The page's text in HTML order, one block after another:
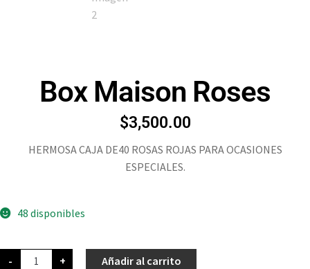
Box Maison Roses
$3,500.00
HERMOSA CAJA DE40 ROSAS ROJAS PARA OCASIONES
ESPECIALES.
48 disponibles
- + Añadir al carrito